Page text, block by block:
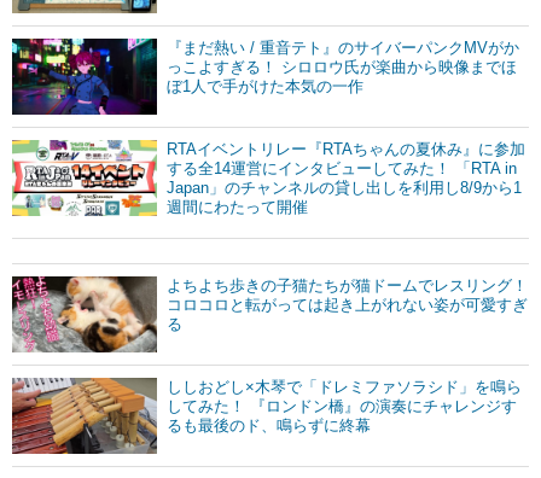
『まだ熱い / 重音テト』のサイバーパンクMVがか
っこよすぎる！ シロロウ氏が楽曲から映像までほ
ぼ1人で手がけた本気の一作
RTAイベントリレー『RTAちゃんの夏休み』に参加
する全14運営にインタビューしてみた！ 「RTA in
Japan」のチャンネルの貸し出しを利用し8/9から1
週間にわたって開催
よちよち歩きの子猫たちが猫ドームでレスリング！
コロコロと転がっては起き上がれない姿が可愛すぎ
る
ししおどし×木琴で「ドレミファソラシド」を鳴ら
してみた！ 『ロンドン橋』の演奏にチャレンジす
るも最後のド、鳴らずに終幕